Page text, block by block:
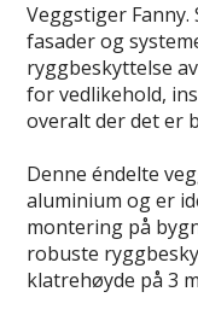
Veggstiger
fasader og
ryggbeskyttelse
for vedlikehold,
overalt der det er
Denne éndelte
aluminium og er
montering på
robuste
klatrehøyde på 3